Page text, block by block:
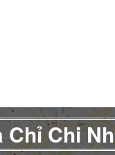
Chỉ Chi